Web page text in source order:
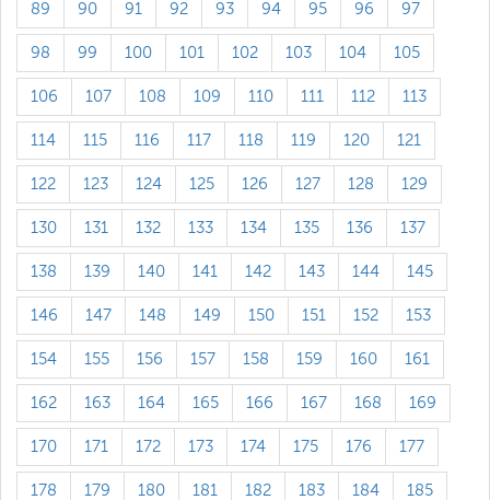
89 90 91 92 93 94 95 96 97
98 99 100 101 102 103 104 105
106 107 108 109 110 111 112 113
114 115 116 117 118 119 120 121
122 123 124 125 126 127 128 129
130 131 132 133 134 135 136 137
138 139 140 141 142 143 144 145
146 147 148 149 150 151 152 153
154 155 156 157 158 159 160 161
162 163 164 165 166 167 168 169
170 171 172 173 174 175 176 177
178 179 180 181 182 183 184 185